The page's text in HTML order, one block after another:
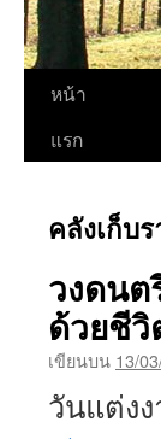
ข้าม
ไป
เนื้อหา
หน้า
แรก
คลังเก็บ
วงดนต
ด้วยชี
เขียนบน 13/
วันแต่ง